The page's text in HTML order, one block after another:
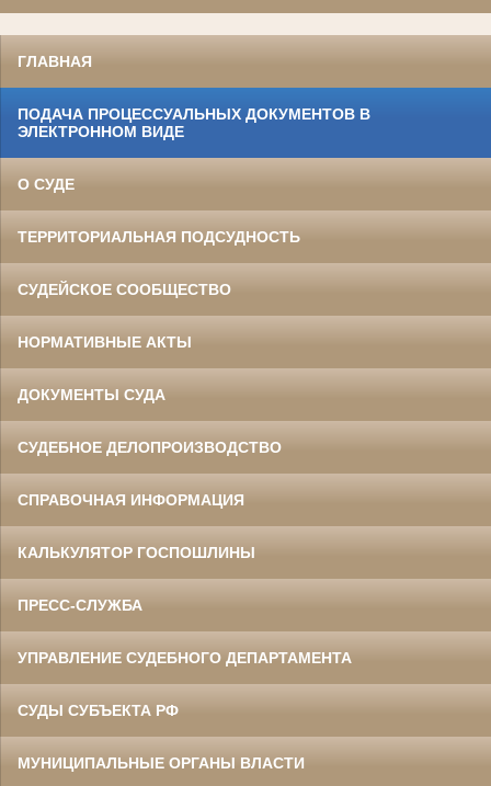
ГЛАВНАЯ
ПОДАЧА ПРОЦЕССУАЛЬНЫХ ДОКУМЕНТОВ В
ЭЛЕКТРОННОМ ВИДЕ
О СУДЕ
ТЕРРИТОРИАЛЬНАЯ ПОДСУДНОСТЬ
СУДЕЙСКОЕ СООБЩЕСТВО
НОРМАТИВНЫЕ АКТЫ
ДОКУМЕНТЫ СУДА
СУДЕБНОЕ ДЕЛОПРОИЗВОДСТВО
СПРАВОЧНАЯ ИНФОРМАЦИЯ
КАЛЬКУЛЯТОР ГОСПОШЛИНЫ
ПРЕСС-СЛУЖБА
УПРАВЛЕНИЕ СУДЕБНОГО ДЕПАРТАМЕНТА
СУДЫ СУБЪЕКТА РФ
МУНИЦИПАЛЬНЫЕ ОРГАНЫ ВЛАСТИ